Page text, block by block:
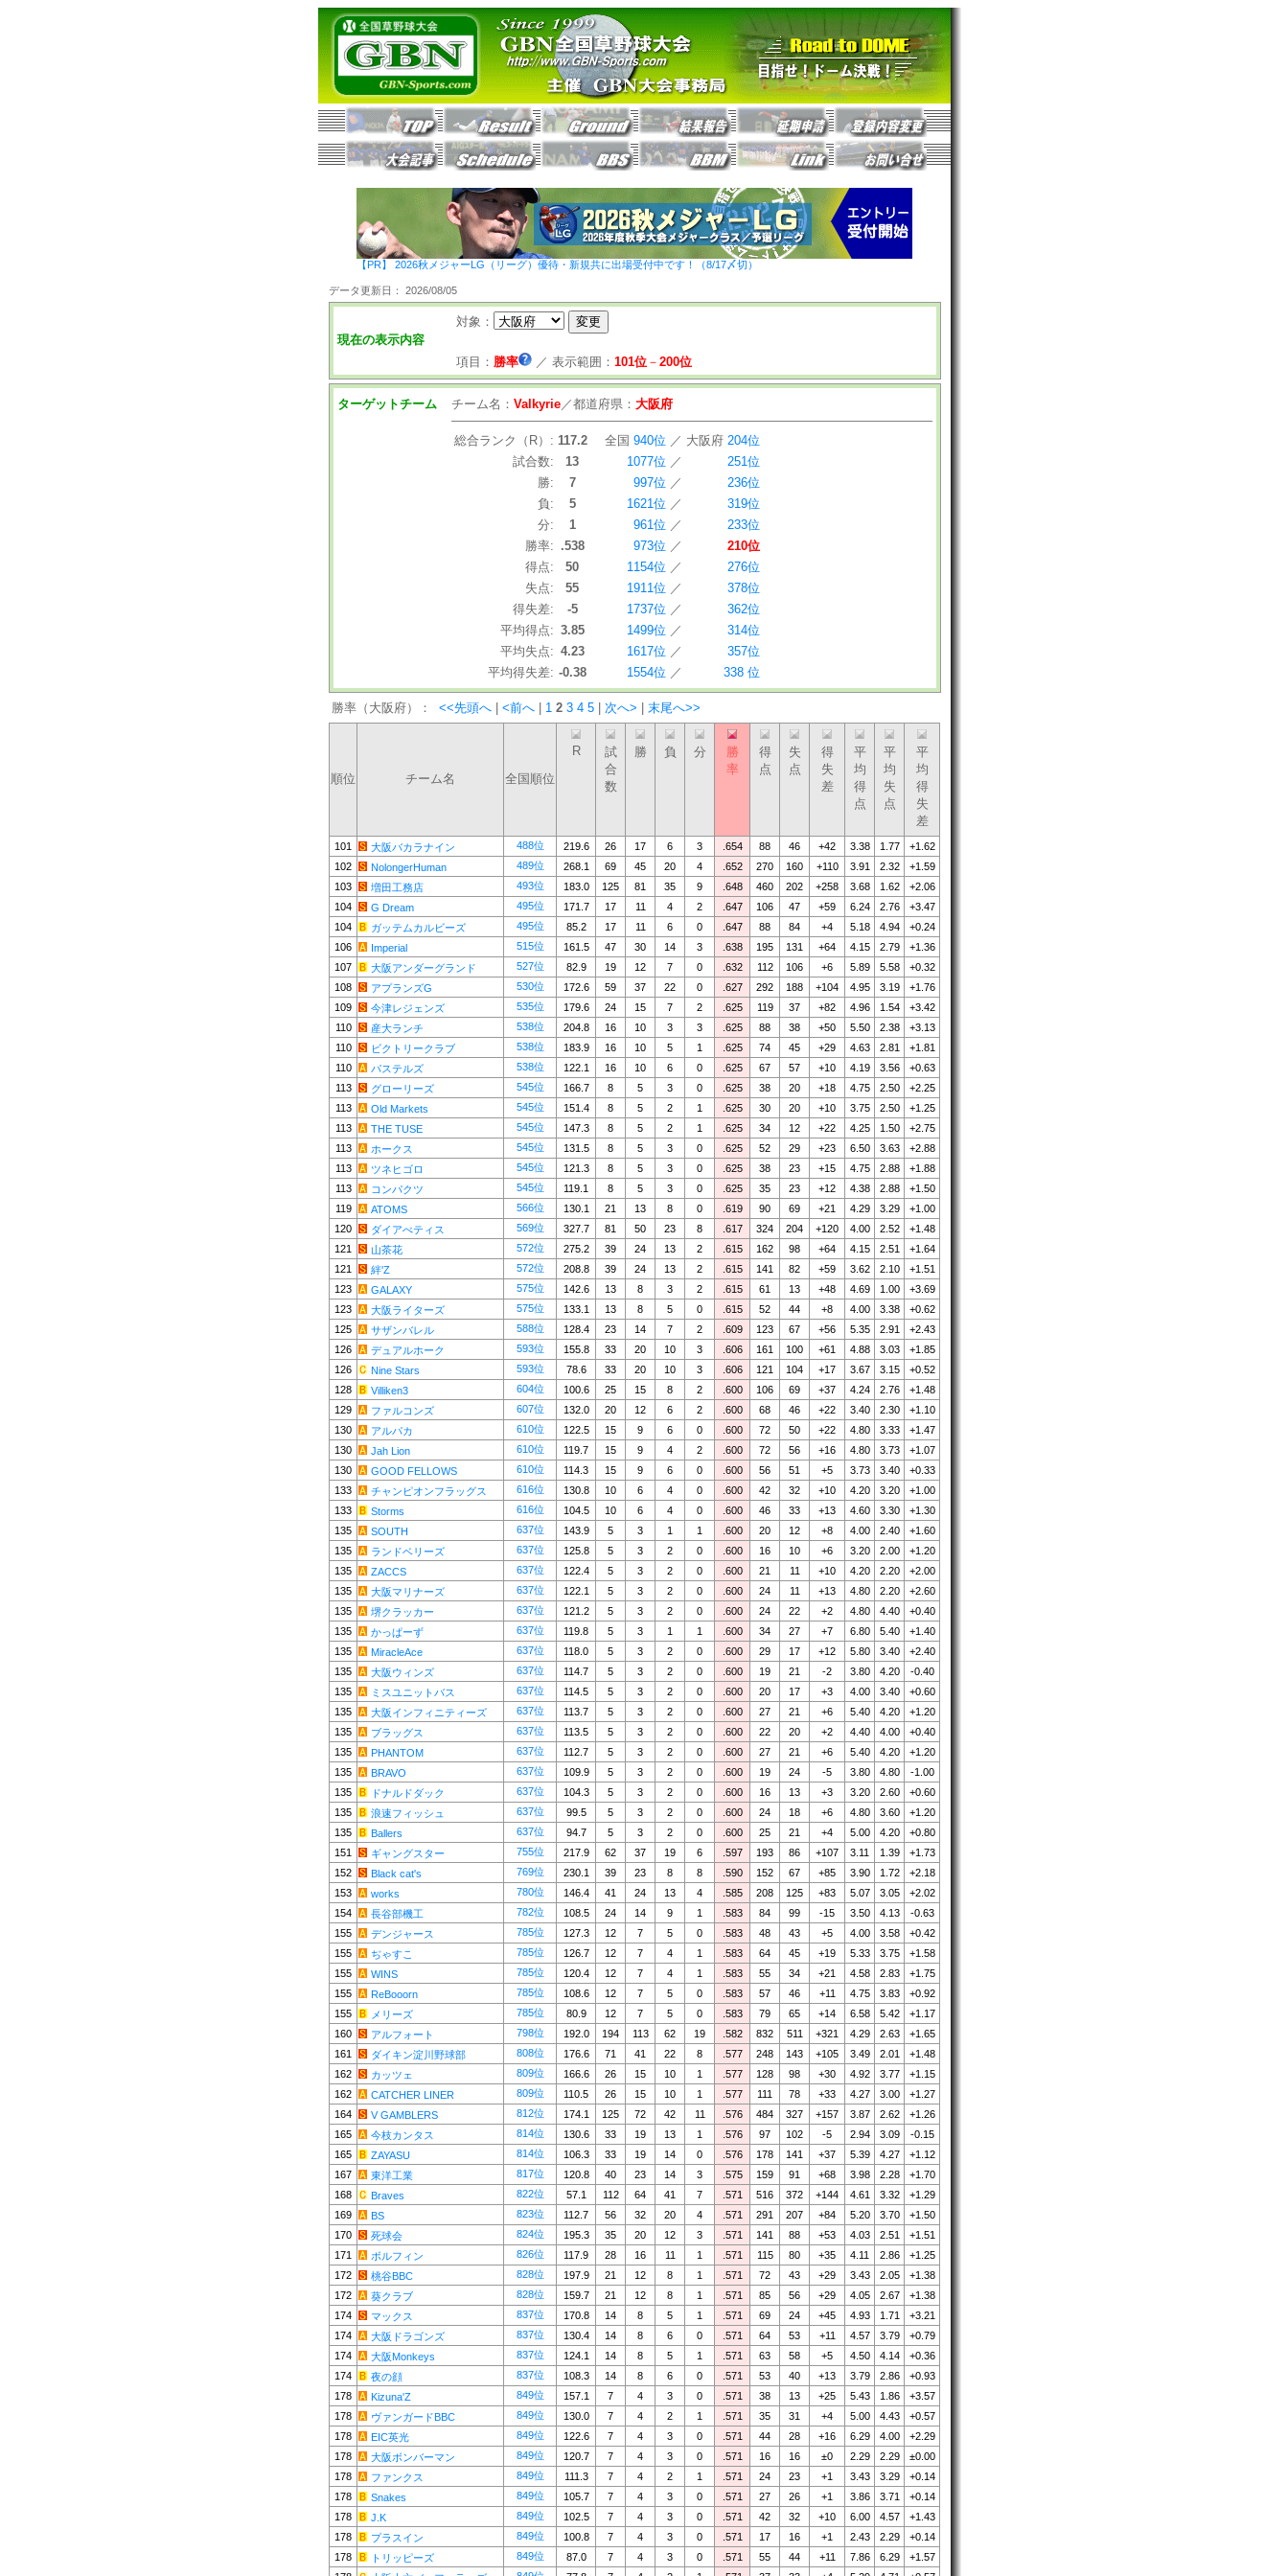
【PR】 2026秋メジャーLG（リーグ）優待・新規共に出場受付中です！（8/17〆切）
データ更新日： 2026/08/05
現在の表示内容
対象：
項目： 勝率 ／ 表示範囲： 101位－ 200位
ターゲットチーム チーム名： Valkyrie／都道府県： 大阪府
総合ランク（R）: 117.2 全国 940位 ／ 大阪府 204位
試合数:
13 1077位 ／
251位
勝:
7 997位 ／
236位
負:
5 1621位 ／
319位
分:
1 961位 ／
233位
勝率: .538 973位 ／
210位
得点:
50 1154位 ／
276位
失点:
55 1911位 ／
378位
得失差:
-5 1737位 ／
362位
平均得点: 3.85 1499位 ／
314位
平均失点: 4.23 1617位 ／
357位
平均得失差: -0.38 1554位 ／ 338 位
勝率（大阪府）： <<先頭へ <前へ 1 2 3 4 5 次へ> 末尾へ>>
順位 チーム名 全国順位
R
試
合
数
勝 負 分
勝
率
得
点
失
点
得
失
差
平
均
得
点
平
均
失
点
平
均
得
失
差
101 大阪バカラナイン 488位 219.6 26 17 6 3 .654 88 46 +42 3.38 1.77
+1.62
102
NolongerHuman 489位 268.1 69 45 20 4 .652 270 160 +110 3.91 2.32
+1.59
103
増田工務店 493位 183.0 125 81 35 9 .648 460 202 +258 3.68 1.62
+2.06
104
G Dream 495位 171.7 17 11 4 2 .647 106 47 +59 6.24 2.76
+3.47
104
ガッテムカルビーズ 495位 85.2 17 11 6 0 .647 88 84 +4 5.18 4.94
+0.24
106
Imperial 515位 161.5 47 30 14 3 .638 195 131 +64 4.15 2.79
+1.36
107
大阪アンダーグランド 527位 82.9 19 12 7 0 .632 112 106 +6 5.89 5.58
+0.32
108
アプランズG 530位 172.6 59 37 22 0 .627 292 188 +104 4.95 3.19
+1.76
109
今津レジェンズ 535位 179.6 24 15 7 2 .625 119 37 +82 4.96 1.54
+3.42
110
産大ランチ 538位 204.8 16 10 3 3 .625 88 38 +50 5.50 2.38
+3.13
110
ビクトリークラブ 538位 183.9 16 10 5 1 .625 74 45 +29 4.63 2.81
+1.81
110
パステルズ 538位 122.1 16 10 6 0 .625 67 57 +10 4.19 3.56
+0.63
113
グローリーズ 545位 166.7 8 5 3 0 .625 38 20 +18 4.75 2.50
+2.25
113
Old Markets 545位 151.4 8 5 2 1 .625 30 20 +10 3.75 2.50
+1.25
113
THE TUSE 545位 147.3 8 5 2 1 .625 34 12 +22 4.25 1.50
+2.75
113
ホークス 545位 131.5 8 5 3 0 .625 52 29 +23 6.50 3.63
+2.88
113
ツネヒゴロ 545位 121.3 8 5 3 0 .625 38 23 +15 4.75 2.88
+1.88
113
コンパクツ 545位 119.1 8 5 3 0 .625 35 23 +12 4.38 2.88
+1.50
119
ATOMS 566位 130.1 21 13 8 0 .619 90 69 +21 4.29 3.29
+1.00
120
ダイアべティス 569位 327.7 81 50 23 8 .617 324 204 +120 4.00 2.52
+1.48
121
山茶花 572位 275.2 39 24 13 2 .615 162 98 +64 4.15 2.51
+1.64
121
絆'Z 572位 208.8 39 24 13 2 .615 141 82 +59 3.62 2.10
+1.51
123
GALAXY 575位 142.6 13 8 3 2 .615 61 13 +48 4.69 1.00
+3.69
123
大阪ライターズ 575位 133.1 13 8 5 0 .615 52 44 +8 4.00 3.38
+0.62
125
サザンバレル 588位 128.4 23 14 7 2 .609 123 67 +56 5.35 2.91
+2.43
126
デュアルホーク 593位 155.8 33 20 10 3 .606 161 100 +61 4.88 3.03
+1.85
126
Nine Stars 593位 78.6 33 20 10 3 .606 121 104 +17 3.67 3.15
+0.52
128
Villiken3 604位 100.6 25 15 8 2 .600 106 69 +37 4.24 2.76
+1.48
129
ファルコンズ 607位 132.0 20 12 6 2 .600 68 46 +22 3.40 2.30
+1.10
130
アルパカ 610位 122.5 15 9 6 0 .600 72 50 +22 4.80 3.33
+1.47
130
Jah Lion 610位 119.7 15 9 4 2 .600 72 56 +16 4.80 3.73
+1.07
130
GOOD FELLOWS 610位 114.3 15 9 6 0 .600 56 51 +5 3.73 3.40
+0.33
133
チャンピオンフラッグス 616位 130.8 10 6 4 0 .600 42 32 +10 4.20 3.20
+1.00
133
Storms 616位 104.5 10 6 4 0 .600 46 33 +13 4.60 3.30
+1.30
135
SOUTH 637位 143.9 5 3 1 1 .600 20 12 +8 4.00 2.40
+1.60
135
ランドベリーズ 637位 125.8 5 3 2 0 .600 16 10 +6 3.20 2.00
+1.20
135
ZACCS 637位 122.4 5 3 2 0 .600 21 11 +10 4.20 2.20
+2.00
135
大阪マリナーズ 637位 122.1 5 3 2 0 .600 24 11 +13 4.80 2.20
+2.60
135
堺クラッカー 637位 121.2 5 3 2 0 .600 24 22 +2 4.80 4.40
+0.40
135
かっぱーず 637位 119.8 5 3 1 1 .600 34 27 +7 6.80 5.40
+1.40
135
MiracleAce 637位 118.0 5 3 2 0 .600 29 17 +12 5.80 3.40
+2.40
135
大阪ウィンズ 637位 114.7 5 3 2 0 .600 19 21 -2 3.80 4.20
-0.40
135
ミスユニットバス 637位 114.5 5 3 2 0 .600 20 17 +3 4.00 3.40
+0.60
135
大阪インフィニティーズ 637位 113.7 5 3 2 0 .600 27 21 +6 5.40 4.20
+1.20
135
ブラッグス 637位 113.5 5 3 2 0 .600 22 20 +2 4.40 4.00
+0.40
135
PHANTOM 637位 112.7 5 3 2 0 .600 27 21 +6 5.40 4.20
+1.20
135
BRAVO 637位 109.9 5 3 2 0 .600 19 24 -5 3.80 4.80
-1.00
135
ドナルドダック 637位 104.3 5 3 2 0 .600 16 13 +3 3.20 2.60
+0.60
135
浪速フィッシュ 637位 99.5 5 3 2 0 .600 24 18 +6 4.80 3.60
+1.20
135
Ballers 637位 94.7 5 3 2 0 .600 25 21 +4 5.00 4.20
+0.80
151
ギャングスター 755位 217.9 62 37 19 6 .597 193 86 +107 3.11 1.39
+1.73
152
Black cat's 769位 230.1 39 23 8 8 .590 152 67 +85 3.90 1.72
+2.18
153
works 780位 146.4 41 24 13 4 .585 208 125 +83 5.07 3.05
+2.02
154
長谷部機工 782位 108.5 24 14 9 1 .583 84 99 -15 3.50 4.13
-0.63
155
デンジャース 785位 127.3 12 7 5 0 .583 48 43 +5 4.00 3.58
+0.42
155
ぢゃすこ 785位 126.7 12 7 4 1 .583 64 45 +19 5.33 3.75
+1.58
155
WINS 785位 120.4 12 7 4 1 .583 55 34 +21 4.58 2.83
+1.75
155
ReBooorn 785位 108.6 12 7 5 0 .583 57 46 +11 4.75 3.83
+0.92
155
メリーズ 785位 80.9 12 7 5 0 .583 79 65 +14 6.58 5.42
+1.17
160
アルフォート 798位 192.0 194 113 62 19 .582 832 511 +321 4.29 2.63
+1.65
161
ダイキン淀川野球部 808位 176.6 71 41 22 8 .577 248 143 +105 3.49 2.01
+1.48
162
カッツェ 809位 166.6 26 15 10 1 .577 128 98 +30 4.92 3.77
+1.15
162
CATCHER LINER 809位 110.5 26 15 10 1 .577 111 78 +33 4.27 3.00
+1.27
164
V GAMBLERS 812位 174.1 125 72 42 11 .576 484 327 +157 3.87 2.62
+1.26
165
今枝カンタス 814位 130.6 33 19 13 1 .576 97 102 -5 2.94 3.09
-0.15
165
ZAYASU 814位 106.3 33 19 14 0 .576 178 141 +37 5.39 4.27
+1.12
167
東洋工業 817位 120.8 40 23 14 3 .575 159 91 +68 3.98 2.28
+1.70
168
Braves 822位 57.1 112 64 41 7 .571 516 372 +144 4.61 3.32
+1.29
169
BS 823位 112.7 56 32 20 4 .571 291 207 +84 5.20 3.70
+1.50
170
死球会 824位 195.3 35 20 12 3 .571 141 88 +53 4.03 2.51
+1.51
171
ボルフィン 826位 117.9 28 16 11 1 .571 115 80 +35 4.11 2.86
+1.25
172
桃谷BBC 828位 197.9 21 12 8 1 .571 72 43 +29 3.43 2.05
+1.38
172
葵クラブ 828位 159.7 21 12 8 1 .571 85 56 +29 4.05 2.67
+1.38
174
マックス 837位 170.8 14 8 5 1 .571 69 24 +45 4.93 1.71
+3.21
174
大阪ドラゴンズ 837位 130.4 14 8 6 0 .571 64 53 +11 4.57 3.79
+0.79
174
大阪Monkeys 837位 124.1 14 8 5 1 .571 63 58 +5 4.50 4.14
+0.36
174
夜の顔 837位 108.3 14 8 6 0 .571 53 40 +13 3.79 2.86
+0.93
178
Kizuna'Z 849位 157.1 7 4 3 0 .571 38 13 +25 5.43 1.86
+3.57
178
ヴァンガードBBC 849位 130.0 7 4 2 1 .571 35 31 +4 5.00 4.43
+0.57
178
EIC英光 849位 122.6 7 4 3 0 .571 44 28 +16 6.29 4.00
+2.29
178
大阪ボンバーマン 849位 120.7 7 4 3 0 .571 16 16 ±0 2.29 2.29
±0.00
178
ファンクス 849位 111.3 7 4 2 1 .571 24 23 +1 3.43 3.29
+0.14
178
Snakes 849位 105.7 7 4 3 0 .571 27 26 +1 3.86 3.71
+0.14
178
J.K 849位 102.5 7 4 3 0 .571 42 32 +10 6.00 4.57
+1.43
178
プラスイン 849位 100.8 7 4 3 0 .571 17 16 +1 2.43 2.29
+0.14
178
トリッピーズ 849位 87.0 7 4 3 0 .571 55 44 +11 7.86 6.29
+1.57